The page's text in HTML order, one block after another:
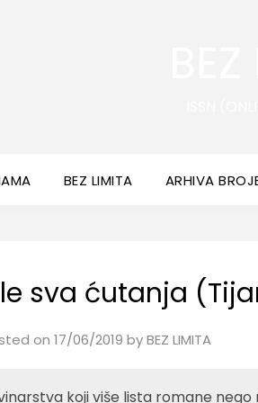
BEZ LIMITA ARHIVA
sva ćutanja
on17/06/2019 byBEZ LIMITA
koji više lista romane nego